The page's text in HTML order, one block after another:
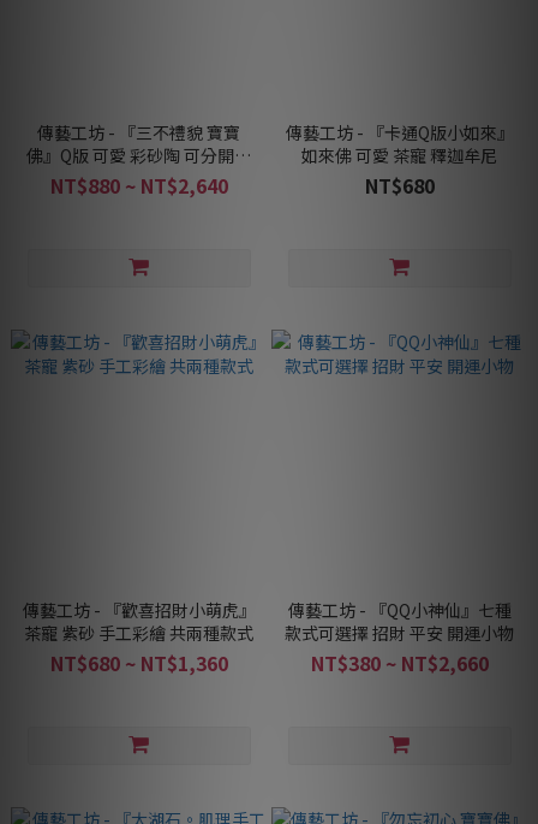
傳藝工坊 - 『三不禮貌 寶寶
佛』Q版 可愛 彩砂陶 可分開收
藏
NT$880 ~ NT$2,640
傳藝工坊 - 『卡通Q版小如來』
如來佛 可愛 茶寵 釋迦牟尼
NT$680
傳藝工坊 - 『歡喜招財小萌虎』
茶寵 紫砂 手工彩繪 共兩種款式
NT$680 ~ NT$1,360
傳藝工坊 - 『QQ小神仙』七種
款式可選擇 招財 平安 開運小物
NT$380 ~ NT$2,660